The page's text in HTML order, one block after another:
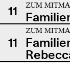
11
ZUM
11
ZUM